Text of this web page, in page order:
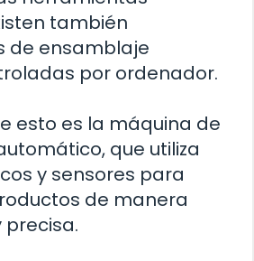
también
de ensamblaje
por ordenador.
esto es la máquina de
que utiliza
y sensores para
de manera